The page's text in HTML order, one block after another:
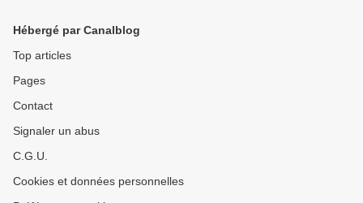
Hébergé par Canalblog
Top articles
Pages
Contact
Signaler un abus
C.G.U.
Cookies et données personnelles